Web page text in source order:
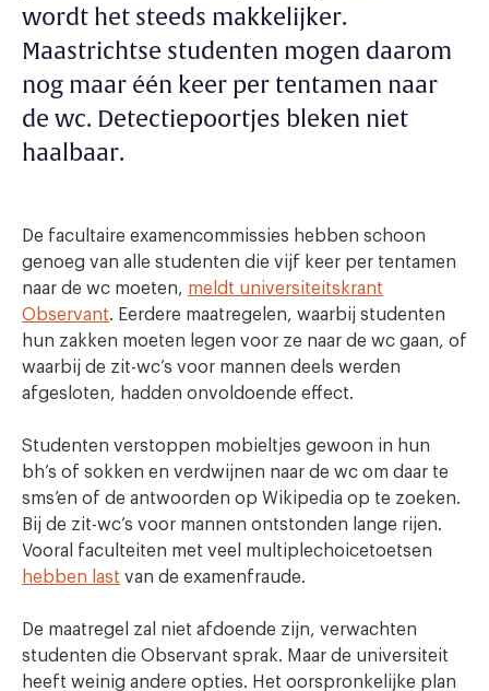
wordt het steeds makkelijker.
Maastrichtse studenten mogen daarom
nog maar één keer per tentamen naar
de wc. Detectiepoortjes bleken niet
haalbaar.
De facultaire examencommissies hebben schoon
genoeg van alle studenten die vijf keer per tentamen
naar de wc moeten, meldt universiteitskrant
Observant. Eerdere maatregelen, waarbij studenten
hun zakken moeten legen voor ze naar de wc gaan, of
waarbij de zit-wc’s voor mannen deels werden
afgesloten, hadden onvoldoende effect.
Studenten verstoppen mobieltjes gewoon in hun
bh’s of sokken en verdwijnen naar de wc om daar te
sms’en of de antwoorden op Wikipedia op te zoeken.
Bij de zit-wc’s voor mannen ontstonden lange rijen.
Vooral faculteiten met veel multiplechoicetoetsen
hebben last van de examenfraude.
De maatregel zal niet afdoende zijn, verwachten
studenten die Observant sprak. Maar de universiteit
heeft weinig andere opties. Het oorspronkelijke plan